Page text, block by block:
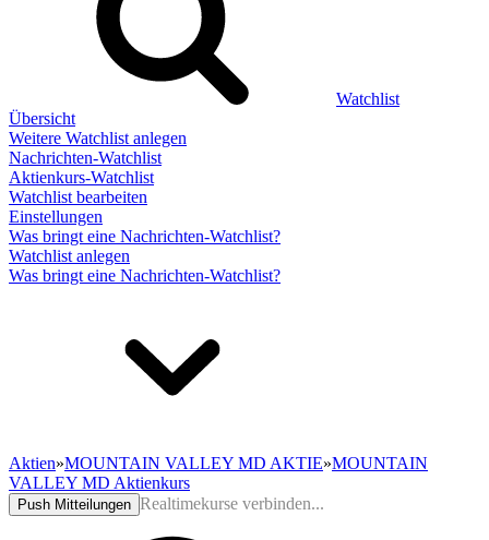
Watchlist
Übersicht
Weitere Watchlist anlegen
Nachrichten-Watchlist
Aktienkurs-Watchlist
Watchlist bearbeiten
Einstellungen
Was bringt eine Nachrichten-Watchlist?
Watchlist anlegen
Was bringt eine Nachrichten-Watchlist?
Aktien»MOUNTAIN VALLEY MD AKTIE»MOUNTAIN
VALLEY MD Aktienkurs
Push Mitteilungen Realtimekurse verbinden...